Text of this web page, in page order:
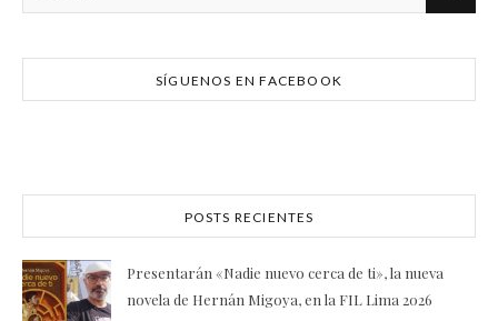
SÍGUENOS EN FACEBOOK
POSTS RECIENTES
Presentarán «Nadie nuevo cerca de ti», la nueva
novela de Hernán Migoya, en la FIL Lima 2026